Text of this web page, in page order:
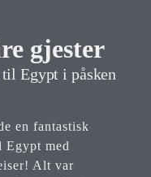
gjester
Egypt i påsken
en fantastisk
Egypt med
Alt var